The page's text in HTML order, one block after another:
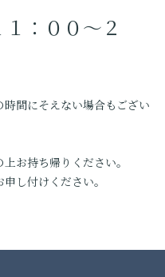
：００〜２
間にそえない場合もござい
お持ち帰りください。
し付けください。